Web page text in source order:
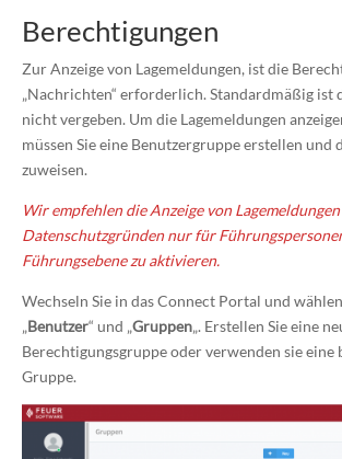
Berechtigungen
Zur Anzeige von Lagemeldungen, ist die
„Nachrichten“ erforderlich. Standardmäßig ist
nicht vergeben. Um die Lagemeldungen
müssen Sie eine Benutzergruppe erstellen und
zuweisen.
Wir empfehlen die Anzeige von Lagemeldungen
Datenschutzgründen nur für
Führungsebene zu aktivieren.
Wechseln Sie in das Connect Portal und
„Benutzer“ und „Gruppen„. Erstellen Sie eine
Berechtigungsgruppe oder verwenden sie eine
Gruppe.